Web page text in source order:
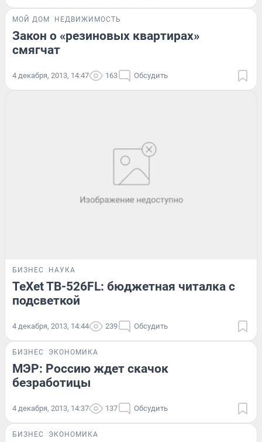
МОЙ ДОМ НЕДВИЖИМОСТЬ
Закон о «резиновых квартирах»
смягчат
4 декабря, 2013, 14:47 163 Обсудить
БИЗНЕС НАУКА
TeXet TB-526FL: бюджетная читалка с
подсветкой
4 декабря, 2013, 14:44 239 Обсудить
БИЗНЕС ЭКОНОМИКА
МЭР: Россию ждет скачок
безработицы
4 декабря, 2013, 14:37 137 Обсудить
БИЗНЕС ЭКОНОМИКА